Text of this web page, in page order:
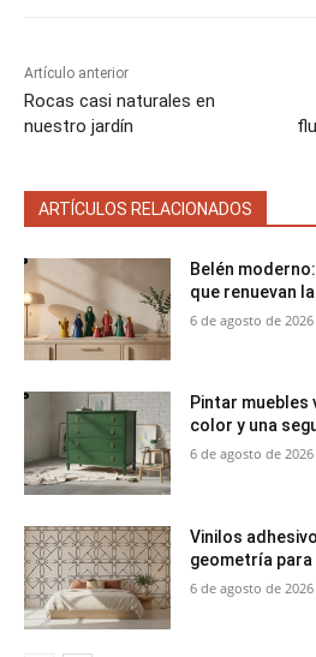
Artículo anterior
Rocas casi naturales en
nuestro jardín
ARTÍCULOS RELACIONADOS
Belén
que renuevan
6 de agosto de 2026
Pintar muebles
color y una
6 de agosto de 2026
Vinilos
geometría
6 de agosto de 2026